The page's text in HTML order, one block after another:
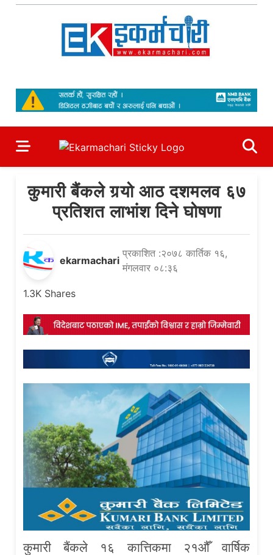
Skip
कुमारी बैंकले गर्‍यो आठ दशमलव ६७
प्रतिशत लाभांश दिने घोषणा
ekarmachari
प्रकाशित :२०७८ कार्तिक १६,
मंगलवार ०८:३६
1.3K Shares
कुमारी बैंकले १६ कात्तिकमा २१औँ वार्षिक